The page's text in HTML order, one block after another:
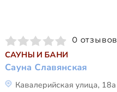
0 отзывов
САУНЫ И БАНИ
Сауна Славянская
Кавалерийская улица, 18а